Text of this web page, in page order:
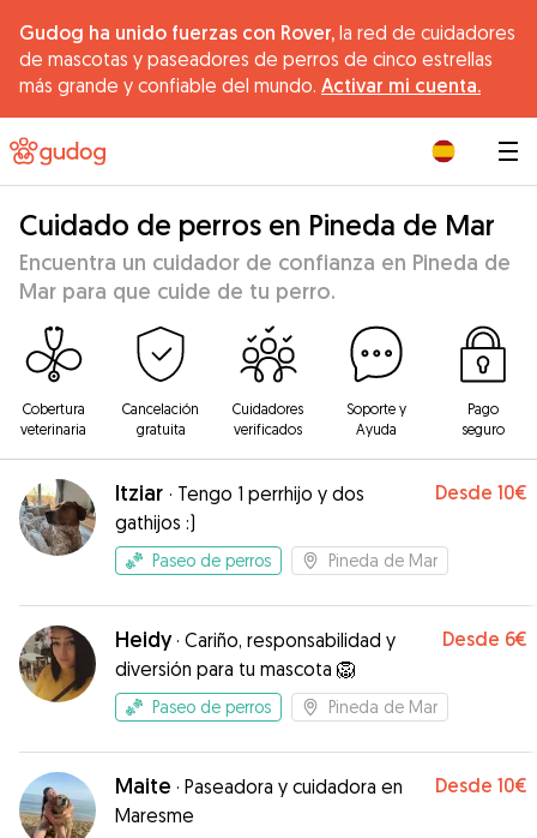
Gudog ha unido fuerzas con Rover, la red de cuidadores
de mascotas y paseadores de perros de cinco estrellas
más grande y confiable del mundo. Activar mi cuenta.
Cuidado de perros en Pineda de Mar
Encuentra un cuidador de confianza en Pineda de
Mar para que cuide de tu perro.
Cobertura
veterinaria
Cancelación
gratuita
Cuidadores
verificados
Soporte y
Ayuda
Pago
seguro
Itziar · Tengo 1 perrhijo y dos
gathijos :)
Desde 10€
Paseo de perros Pineda de Mar
Heidy· Cariño, responsabilidad y
diversión para tu mascota 🦁
Desde 6€
Paseo de perros Pineda de Mar
Maite · Paseadora y cuidadora en
Maresme
Desde 10€